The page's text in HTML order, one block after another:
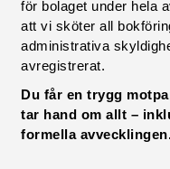
för bolaget under hela
att vi sköter all
administrativa
avregistrerat.
Du får en trygg
tar hand om allt –
formella